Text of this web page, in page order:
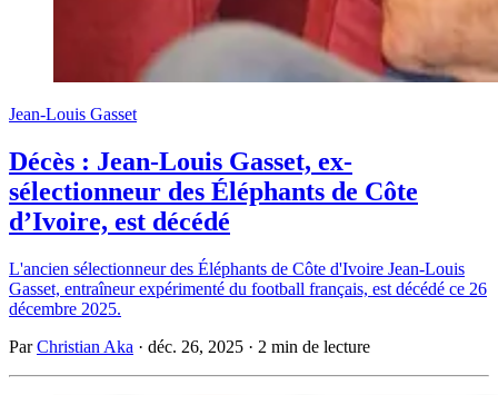
Jean-Louis Gasset
Décès : Jean-Louis Gasset, ex-
sélectionneur des Éléphants de Côte
d’Ivoire, est décédé
L'ancien sélectionneur des Éléphants de Côte d'Ivoire Jean-Louis
Gasset, entraîneur expérimenté du football français, est décédé ce 26
décembre 2025.
ParChristian Aka · déc. 26, 2025 · 2 min de lecture